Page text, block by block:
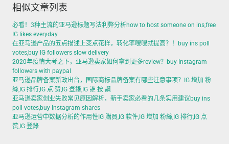
相似文章列表
必看！3种主流的亚马逊标题写法利弊分析how to host someone on ins,free
IG likes everyday
在亚马逊产品的五点描述上变点花样，转化率嗖嗖就提高？！buy ins poll
votes,buy IG followers slow delivery
2020年疫情大考之下，亚马逊卖家如何拿到更多review？buy Instagram
followers with paypal
亚马逊品牌备案新政出台，国际商标品牌备案有哪些注意事项？IG 增加 粉
絲,IG 排行,IG 点 赞,IG 登錄,IG 誰 按 讚
亚马逊卖家创业失败常见原因解析，新手卖家必看的几条实用建议buy ins
poll votes,buy Instagram shares
亚马逊运营中数据分析的作用性IG 購買,IG 软件,IG 增加 粉絲,IG 排行,IG 点
赞,IG 登錄